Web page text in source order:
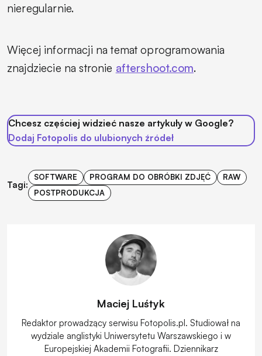
nieregularnie.
Więcej informacji na temat oprogramowania
znajdziecie na stronie aftershoot.com.
Chcesz częściej widzieć nasze artykuły w Google?
Dodaj Fotopolis do ulubionych źródeł
Tagi:
SOFTWARE PROGRAM DO OBRÓBKI ZDJĘĆ
RAW
POSTPRODUKCJA
Maciej Luśtyk
Redaktor prowadzący serwisu Fotopolis.pl. Studiował na
wydziale anglistyki Uniwersytetu Warszawskiego i w
Europejskiej Akademii Fotografii. Dziennikarz